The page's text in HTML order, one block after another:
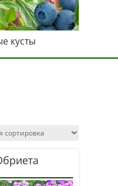
кусты